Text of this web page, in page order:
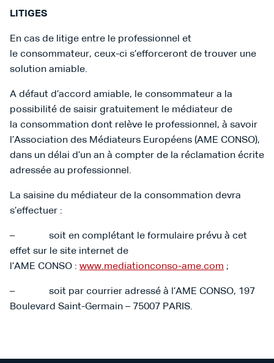
LITIGES
En cas de litige entre le professionnel et
le consommateur, ceux-ci s’efforceront de trouver une
solution amiable.
A défaut d’accord amiable, le consommateur a la
possibilité de saisir gratuitement le médiateur de
la consommation dont relève le professionnel, à savoir
l’Association des Médiateurs Européens (AME CONSO),
dans un délai d’un an à compter de la réclamation écrite
adressée au professionnel.
La saisine du médiateur de la consommation devra
s’effectuer :
– soit en complétant le formulaire prévu à cet
effet sur le site internet de
l’AME CONSO : www.mediationconso-ame.com ;
– soit par courrier adressé à l’AME CONSO, 197
Boulevard Saint-Germain – 75007 PARIS.